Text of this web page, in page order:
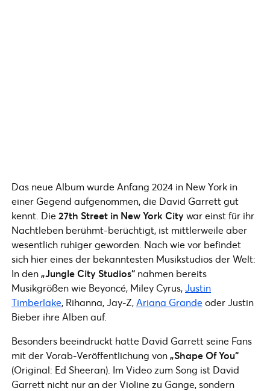
Das neue Album wurde Anfang 2024 in New York in
einer Gegend aufgenommen, die David Garrett gut
kennt. Die27th Street in New York City war einst für ihr
Nachtleben berühmt-berüchtigt, ist mittlerweile aber
wesentlich ruhiger geworden. Nach wie vor befindet
sich hier eines der bekanntesten Musikstudios der Welt:
In den„Jungle City Studios“ nahmen bereits
Musikgrößen wie Beyoncé, Miley Cyrus,Justin
Timberlake, Rihanna, Jay-Z, Ariana Grandeoder Justin
Bieber ihre Alben auf.
Besonders beeindruckt hatte David Garrett seine Fans
mit der Vorab-Veröffentlichung von„Shape Of You“
(Original: Ed Sheeran). Im Video zum Song ist David
Garrett nicht nur an der Violine zu Gange, sondern